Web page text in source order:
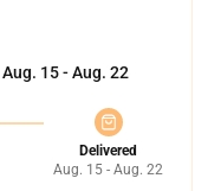
Aug. 15 - Aug. 22
Delivered
Aug. 15 - Aug. 22